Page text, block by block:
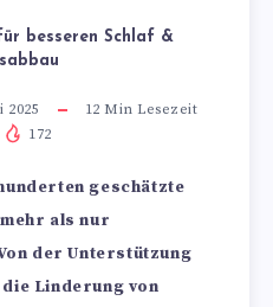
besseren Schlaf &
2025 12 Min Lesezeit
172
geschätzte
als nur
der Unterstützung
Linderung von